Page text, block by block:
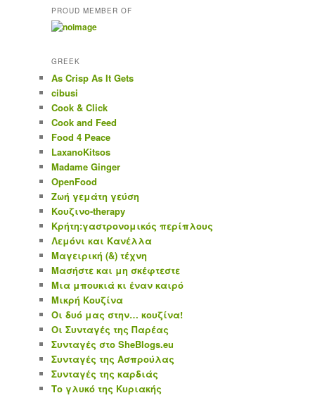
PROUD MEMBER OF
GREEK
As Crisp As It Gets
cibusi
Cook & Click
Cook and Feed
Food 4 Peace
LaxanoKitsos
Madame Ginger
OpenFood
Ζωή γεμάτη γεύση
Κουζινο-therapy
Κρήτη:γαστρονομικός περίπλους
Λεμόνι και Κανέλλα
Μαγειρική (&) τέχνη
Μασήστε και μη σκέφτεστε
Μια μπουκιά κι έναν καιρό
Μικρή Κουζίνα
Οι δυό μας στην… κουζίνα!
Οι Συνταγές της Παρέας
Συνταγές στο SheBlogs.eu
Συνταγές της Ασπρούλας
Συνταγές της καρδιάς
Το γλυκό της Κυριακής